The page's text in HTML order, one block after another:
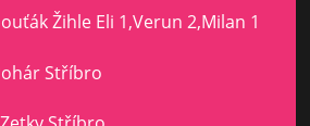
Žihle Eli 1,Verun 2,Milan 1
Stříbro